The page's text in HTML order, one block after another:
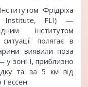
Фрідріха
Institute, FLI) —
інститутом
полягає в
виявили поза
зоні I, приблизно
та за 5 км від